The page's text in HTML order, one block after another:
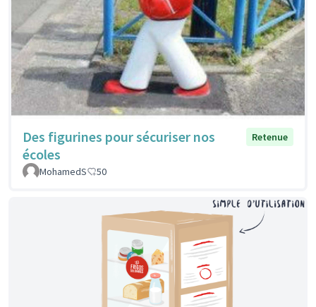
Des figurines pour sécuriser nos
écoles
Retenue
MohamedS 50